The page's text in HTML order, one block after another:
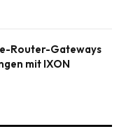
Router-Gateways
mit IXON